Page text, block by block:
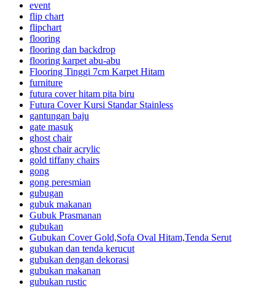
event
flip chart
flipchart
flooring
flooring dan backdrop
flooring karpet abu-abu
Flooring Tinggi 7cm Karpet Hitam
furniture
futura cover hitam pita biru
Futura Cover Kursi Standar Stainless
gantungan baju
gate masuk
ghost chair
ghost chair acrylic
gold tiffany chairs
gong
gong peresmian
gubugan
gubuk makanan
Gubuk Prasmanan
gubukan
Gubukan Cover Gold,Sofa Oval Hitam,Tenda Serut
gubukan dan tenda kerucut
gubukan dengan dekorasi
gubukan makanan
gubukan rustic